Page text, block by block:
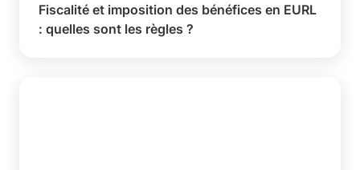
Fiscalité et imposition des bénéfices en EURL
: quelles sont les règles ?